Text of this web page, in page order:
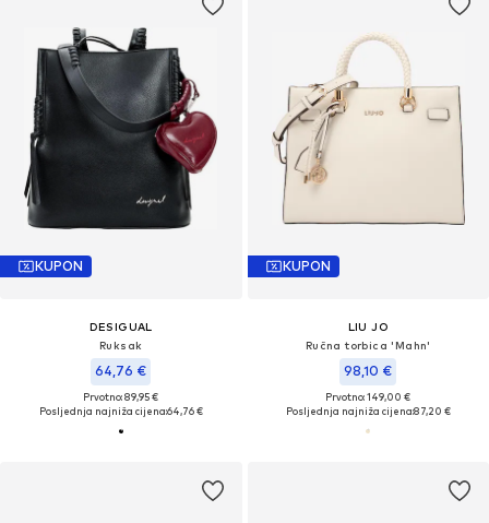
KUPON
DESIGUAL
Ruksak
64,76 €
Prvotno: 89,95 €
Posljednja najniža cijena:64,76 €
KUPON
LIU JO
Ručna torbica 'Mahn'
98,10 €
Prvotno: 149,00 €
Posljednja najniža cijena:87,20 €